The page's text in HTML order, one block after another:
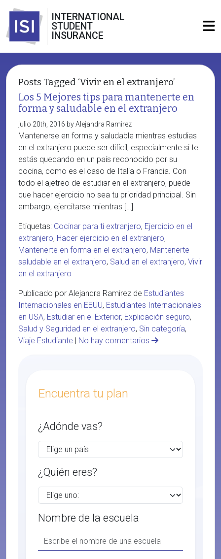
INTERNATIONAL
STUDENT
INSURANCE
Posts Tagged ‘Vivir en el extranjero’
Los 5 Mejores tips para mantenerte en
forma y saludable en el extranjero
julio 20th, 2016 by Alejandra Ramirez
Mantenerse en forma y saludable mientras estudias
en el extranjero puede ser difícil, especialmente si te
estás quedando en un país reconocido por su
cocina, como es el caso de Italia o Francia. Con
todo el ajetreo de estudiar en el extranjero, puede
que hacer ejercicio no sea tu prioridad principal. Sin
embargo, ejercitarse mientras […]
Etiquetas: Cocinar para ti extranjero, Ejercicio en el
extranjero, Hacer ejercicio en el extranjero,
Mantenerte en forma en el extranjero, Mantenerte
saludable en el extranjero, Salud en el extranjero, Vivir
en el extranjero
Publicado por Alejandra Ramirez de Estudiantes
Internacionales en EEUU, Estudiantes Internacionales
en USA, Estudiar en el Exterior, Explicación seguro,
Salud y Seguridad en el extranjero, Sin categoría,
Viaje Estudiante | No hay comentarios
Encuentra tu plan
¿Adónde vas?
¿Quién eres?
Nombre de la escuela